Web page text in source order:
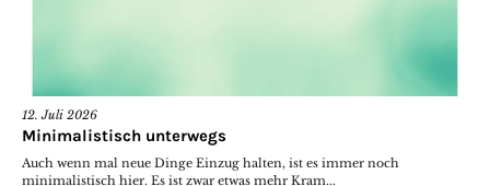
12. Juli 2026
Minimalistisch unterwegs
Auch wenn mal neue Dinge Einzug halten, ist es immer noch
minimalistisch hier. Es ist zwar etwas mehr Kram...